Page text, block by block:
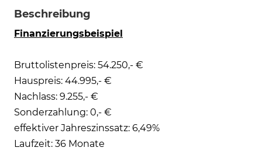
Beschreibung
Finanzierungsbeispiel
Bruttolistenpreis: 54.250,- €
Hauspreis: 44.995,- €
Nachlass: 9.255,- €
Sonderzahlung: 0,- €
effektiver Jahreszinssatz: 6,49%
Laufzeit: 36 Monate